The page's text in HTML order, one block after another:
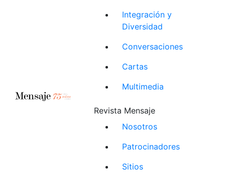
Integración y
Diversidad
Conversaciones
Cartas
Multimedia
Revista Mensaje
Nosotros
Patrocinadores
Sitios